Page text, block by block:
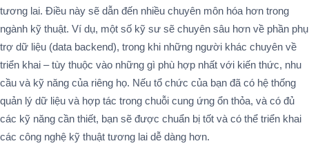
tương lai. Điều này sẽ dẫn đến nhiều chuyên môn hóa hơn trong
ngành kỹ thuật. Ví dụ, một số kỹ sư sẽ chuyên sâu hơn về phần phụ
trợ dữ liệu (data backend), trong khi những người khác chuyên về
triển khai – tùy thuộc vào những gì phù hợp nhất với kiến thức, nhu
cầu và kỹ năng của riêng họ. Nếu tổ chức của bạn đã có hệ thống
quản lý dữ liệu và hợp tác trong chuỗi cung ứng ổn thỏa, và có đủ
các kỹ năng cần thiết, bạn sẽ được chuẩn bị tốt và có thể triển khai
các công nghệ kỹ thuật tương lai dễ dàng hơn.